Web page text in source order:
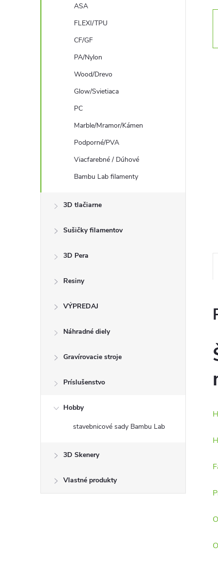
ASA
FLEXI/TPU
CF/GF
PA/Nylon
Wood/Drevo
Glow/Svietiaca
PC
Marble/Mramor/Kámen
Podporné/PVA
Viacfarebné / Dúhové
Bambu Lab filamenty
3D tlačiarne
Sušičky filamentov
3D Pera
Resiny
VÝPREDAJ
Náhradné diely
Gravírovacie stroje
Príslušenstvo
Hobby
stavebnicové sady Bambu Lab
3D Skenery
Vlastné produkty